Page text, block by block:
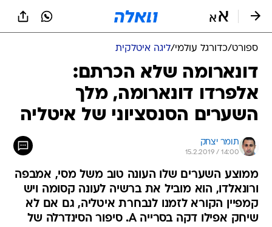
ספורט/כדורגל עולמי/ליגה איטלקית
דונארומה שלא הכרתם:
אלפרדו דונארומה, מלך
השערים הסנסציוני של איטליה
תומר יצחק
15.2.2019 / 14:00
ממוצע השערים שלו העונה טוב משל מסי, אמבפה
ורונאלדו, הוא מוביל את ברשיה לעונה קסומה ויש
קמפיין הקורא לזמנו לנבחרת איטליה, גם אם לא
שיחק אפילו דקה בסרייה A. סיפור הסינדרלה של